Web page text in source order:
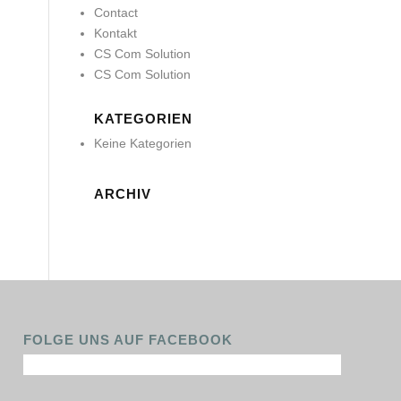
Contact
Kontakt
CS Com Solution
CS Com Solution
KATEGORIEN
Keine Kategorien
ARCHIV
FOLGE UNS AUF FACEBOOK